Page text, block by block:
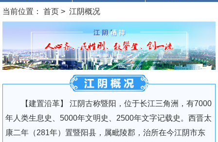
当前位置： 首页 > 江阴概况
【建置沿革】 江阴古称暨阳，位于长江三角洲，有7000
年人类生息史、5000年文明史、2500年文字记载史。西晋太
康二年（281年）置暨阳县，属毗陵郡，治所在今江阴市东